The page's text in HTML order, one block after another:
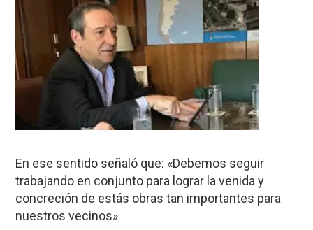
En ese sentido señaló que: «Debemos seguir
trabajando en conjunto para lograr la venida y
concreción de estás obras tan importantes para
nuestros vecinos»